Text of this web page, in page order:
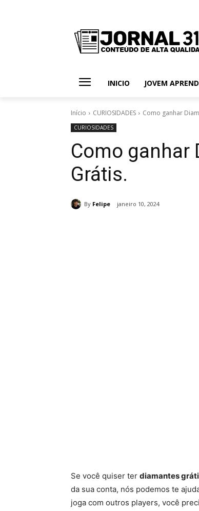
INICIO JOVEM
Início CURIOSIDADES Como ganhar
CURIOSIDADES
Como ganhar
Grátis.
By Felipe janeiro 10, 2024
Se você quiser ter diamantes
da sua conta, nós podemos te
joga com outros players, você